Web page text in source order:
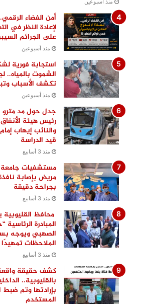
أمن الفضاء
لإعادة النظر في
على الجرائم
منذ أسبوعين
استجابة فورية
الشموت بالمياه..
تكشف الأسباب
منذ أسبوعين
جدل حول مد مترو
رئيس هيئة
والنائب إيهاب
قيد الدراسة
منذ 3 أسابيع
مستشفيات جامعة
مريض بإصابة
بجراحة دقيقة
منذ 3 أسابيع
محافظ
المبادرة الرئاسية
الصهبي ويوجه
الملاحظات
منذ 3 أسابيع
كشف حقيقة
بالقليوبية..
بإرادتها وتم ضبط
المستخدم